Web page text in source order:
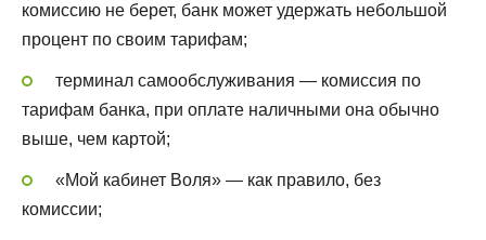
комиссию не берет, банк может удержать небольшой
процент по своим тарифам;
терминал самообслуживания — комиссия по
тарифам банка, при оплате наличными она обычно
выше, чем картой;
«Мой кабинет Воля» — как правило, без
комиссии;